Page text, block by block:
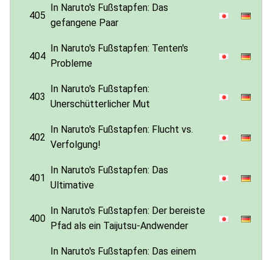
405
In Naruto's Fußstapfen: Das
gefangene Paar
404
In Naruto's Fußstapfen: Tenten's
Probleme
403
In Naruto's Fußstapfen:
Unerschütterlicher Mut
402
In Naruto's Fußstapfen: Flucht vs.
Verfolgung!
401
In Naruto's Fußstapfen: Das
Ultimative
400
In Naruto's Fußstapfen: Der bereiste
Pfad als ein Taijutsu-Andwender
In Naruto's Fußstapfen: Das einem